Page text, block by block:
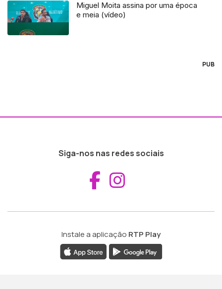
Miguel Moita assina por uma época
e meia (vídeo)
PUB
Siga-nos nas redes sociais
Aceder ao
Instale a aplicação RTP Play